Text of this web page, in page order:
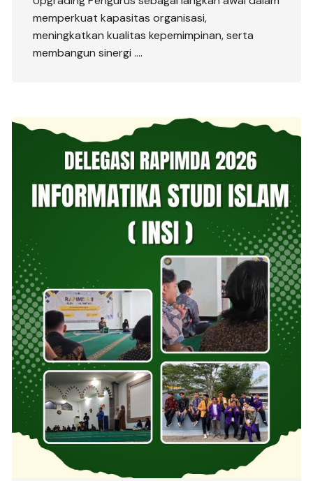
memperkuat kapasitas organisasi,
meningkatkan kualitas kepemimpinan, serta
membangun sinergi ….